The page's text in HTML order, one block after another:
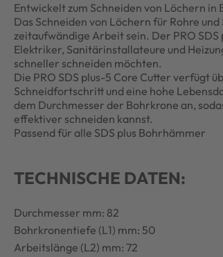
Entwickelt zum Schneiden von Löchern in
Das Schneiden von Löchern für Rohre
zeitaufwändige Arbeit sein. Der PRO
Elektriker, Sanitärinstallateure und
schneller schneiden möchten.
Die PRO SDS plus-5 Core Cutter verfügt
Schneidfortschritt und eine hohe
dem Durchmesser der Bohrkrone an,
effektiver schneiden kannst.
Passend für alle SDS plus Bohrhämmer
TECHNISCHE DATEN:
Durchmesser mm: 82
Bohrkronentiefe (L1) mm: 50
Arbeitslänge (L2) mm: 72